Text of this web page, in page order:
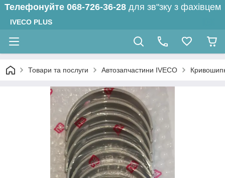
Телефонуйте 068-726-36-28 для зв"зку з фахівцем
IVECO PLUS
Товари та послуги Автозапчастини IVECO